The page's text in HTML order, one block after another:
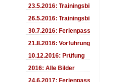
23.5.2016: Trainingsbilder
26.5.2016: Trainingsbilder
30.7.2016: Ferienpass
21.8.2016: Vorführung Bergfest Sehnde
10.12.2016: Prüfung
2016: Alle Bilder
24.6.2017: Ferienpass